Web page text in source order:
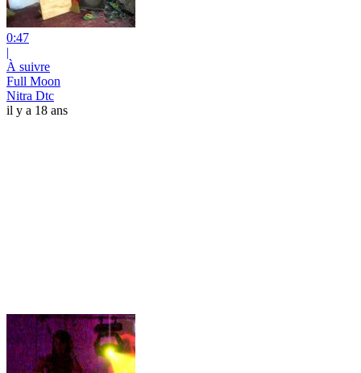
0:47
|
À suivre
Full Moon
Nitra Dtc
il y a 18 ans